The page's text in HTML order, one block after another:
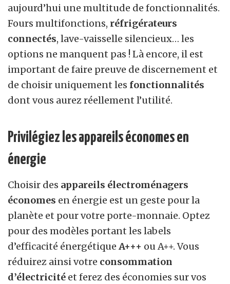
aujourd’hui une multitude de fonctionnalités.
Fours multifonctions, réfrigérateurs
connectés, lave-vaisselle silencieux… les
options ne manquent pas ! Là encore, il est
important de faire preuve de discernement et
de choisir uniquement les fonctionnalités
dont vous aurez réellement l’utilité.
Privilégiez les appareils économes en
énergie
Choisir des appareils électroménagers
économes en énergie est un geste pour la
planète et pour votre porte-monnaie. Optez
pour des modèles portant les labels
d’efficacité énergétique A+++ ou A++. Vous
réduirez ainsi votre consommation
d’électricité et ferez des économies sur vos